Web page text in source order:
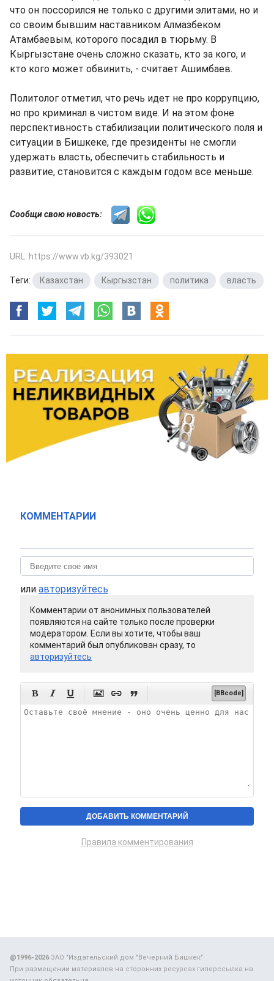
что он поссорился не только с другими элитами, но и
со своим бывшим наставником Алмазбеком
Атамбаевым, которого посадил в тюрьму. В
Кыргызстане очень сложно сказать, кто за кого, и
кто кого может обвинить, - считает Ашимбаев.
Политолог отметил, что речь идет не про коррупцию,
но про криминал в чистом виде. И на этом фоне
перспективность стабилизации политического поля и
ситуации в Бишкеке, где президенты не смогли
удержать власть, обеспечить стабильность и
развитие, становится с каждым годом все меньше.
Сообщи свою новость:
URL: https://www.vb.kg/393021
Теги: Казахстан Кыргызстан политика власть
КОММЕНТАРИИ
или авторизуйтесь
Комментарии от анонимных пользователей
появляются на сайте только после проверки
модератором. Если вы хотите, чтобы ваш
комментарий был опубликован сразу, то
авторизуйтесь
      [BBcode]
Правила комментирования
@1996-2026ЗАО "Издательский дом "Вечерний Бишкек"
При размещении материалов на сторонних ресурсах гиперссылка на